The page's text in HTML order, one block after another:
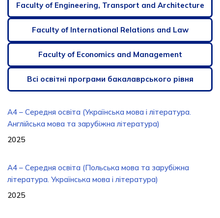
Faculty of Engineering, Transport and Architecture
Faculty of International Relations and Law
Faculty of Economics and Management
Всі освітні програми бакалаврського рівня
А4 – Середня освіта (Українська мова і література.
Англійська мова та зарубіжна література)
2025
A4 – Середня освіта (Польська мова та зарубіжна
література. Українська мова і література)
2025